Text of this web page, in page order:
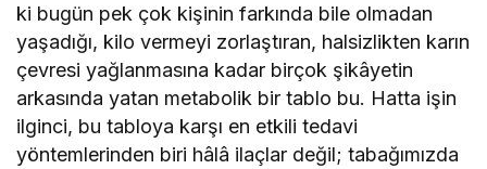
ki bugün pek çok kişinin farkında bile olmadan
yaşadığı, kilo vermeyi zorlaştıran, halsizlikten karın
çevresi yağlanmasına kadar birçok şikâyetin
arkasında yatan metabolik bir tablo bu. Hatta işin
ilginci, bu tabloya karşı en etkili tedavi
yöntemlerinden biri hâlâ ilaçlar değil; tabağımızda